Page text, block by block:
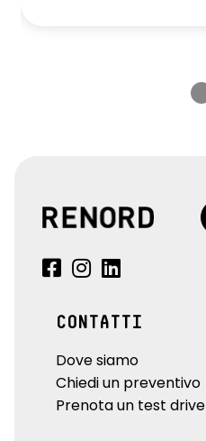
CONTATTI
Dove siamo
Chiedi un preventivo
Prenota un test drive